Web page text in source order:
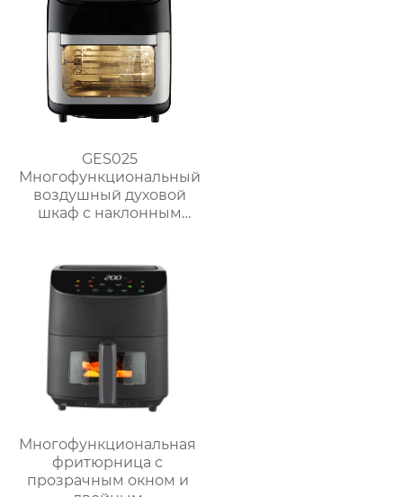
GES025
Многофункциональный
воздушный духовой
шкаф с наклонным
вместимости
Многофункциональная
фритюрница с
прозрачным окном и